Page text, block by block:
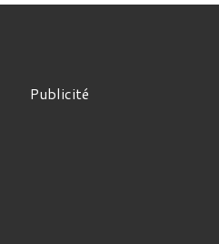
Publicité